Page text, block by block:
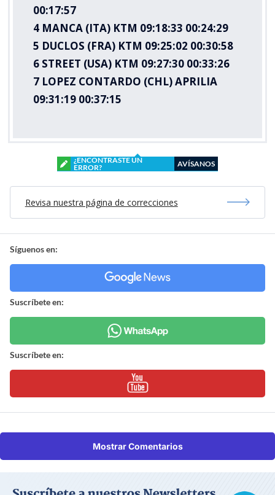
00:17:57
4 MANCA (ITA) KTM 09:18:33 00:24:29
5 DUCLOS (FRA) KTM 09:25:02 00:30:58
6 STREET (USA) KTM 09:27:30 00:33:26
7 LOPEZ CONTARDO (CHL) APRILIA
09:31:19 00:37:15
¿ENCONTRASTE UN
ERROR?
AVÍSANOS
Revisa nuestra página de correcciones
Síguenos en:
Suscríbete en:
Suscríbete en:
Mostrar Comentarios